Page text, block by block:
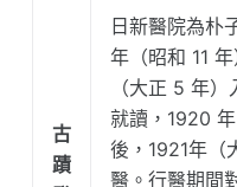
古
蹟
日新醫院為朴
年（昭和 11
（大正 5 年
就讀，1920
後，1921年（
醫。行醫期間